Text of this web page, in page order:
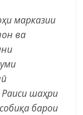
марказии
ва
шаҳри
барои